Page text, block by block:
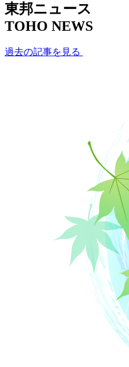
東邦ニュース
TOHO NEWS
過去の記事を見る